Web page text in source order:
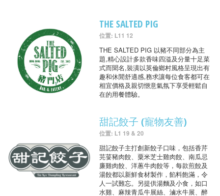
THE SALTED PIG
位置: L11 12
THE SALTED PIG 以豬不同部分為主
題,精心設計多款香味四溢及分量十足菜
式而聞名,裝潢以英倫鄉村風格呈現出有
趣和休閒舒適感,務求讓每位食客都可在
相宜價格及親切愜意氣氛下享受輕鬆自
在的用餐體驗。
甜記餃子 (寵物友善)
位置: L1 19 & 20
甜記餃子主打創新餃子口味，包括香芹
芫荽豬肉餃、粟米芝士雞肉餃、南瓜忌
廉雞肉餃、洋蔥牛肉餃等，每款煎餃及
湯餃都以新鮮食材製作，餡料飽滿，令
人一試難忘。另提供湯麵及小食，如口
水雞、麻辣青瓜牛展絲、滷水牛展、醉